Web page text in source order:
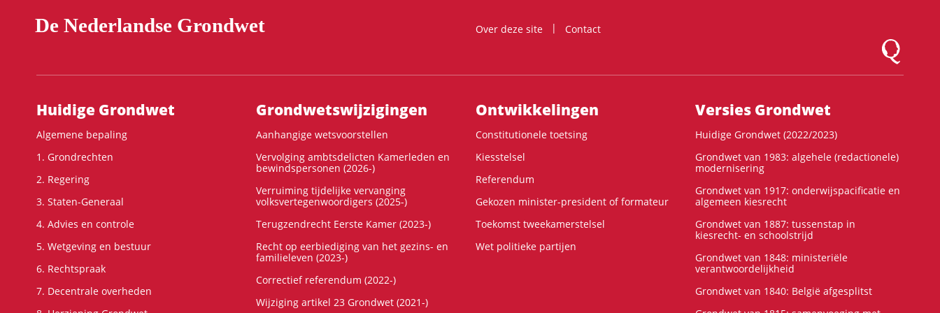
De Nederlandse Grondwet Over deze site
Contact
Logo
Hoofdnavigatie
Huidige Grondwet
Algemene bepaling
1. Grondrechten
2. Regering
3. Staten-Generaal
4. Advies en controle
5. Wetgeving en bestuur
6. Rechtspraak
7. Decentrale overheden
Grondwets­wijzigingen
Aanhangige wetsvoorstellen
Vervolging ambtsdelicten Kamerleden en
bewindspersonen (2026-)
Verruiming tijdelijke vervanging
volksvertegenwoordigers (2025-)
Terugzendrecht Eerste Kamer (2023-)
Recht op eerbiediging van het gezins- en
familieleven (2023-)
Correctief referendum (2022-)
Wijziging artikel 23 Grondwet (2021-)
Ontwikke­lingen
Constitutionele toetsing
Kiesstelsel
Referendum
Gekozen minister-president of formateur
Toekomst tweekamerstelsel
Wet politieke partijen
Versies Grondwet
Huidige Grondwet (2022/2023)
Grondwet van 1983: algehele (redactionele)
modernisering
Grondwet van 1917: onderwijspacificatie en
algemeen kiesrecht
Grondwet van 1887: tussenstap in
kiesrecht- en schoolstrijd
Grondwet van 1848: ministeriële
verantwoordelijkheid
Grondwet van 1840: België afgesplitst